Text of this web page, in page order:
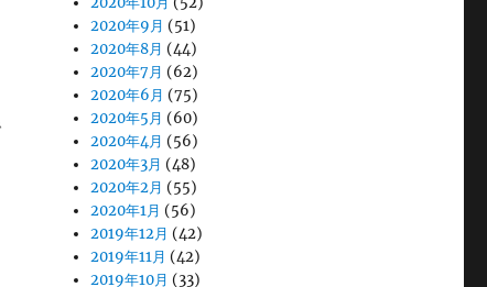
2020年9月 (51)
2020年8月 (44)
2020年7月 (62)
2020年6月 (75)
2020年5月 (60)
2020年4月 (56)
2020年3月 (48)
2020年2月 (55)
2020年1月 (56)
2019年12月 (42)
2019年11月 (42)
2019年10月 (33)